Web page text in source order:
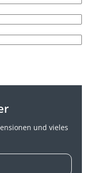
und vieles